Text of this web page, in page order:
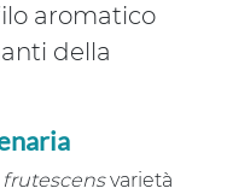
aromatico
della
frutescensvarietà